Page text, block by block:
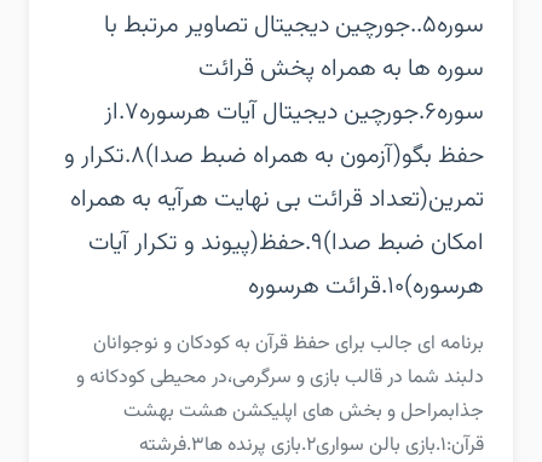
سوره‏۵..جورچین دیجیتال تصاویر مرتبط با
سوره ها به همراه پخش قرائت
سوره‏۶.جورچین دیجیتال آیات هرسوره‏۷.از
حفظ بگو(آزمون به همراه ضبط صدا)‏۸.تکرار و
تمرین(تعداد قرائت بی نهایت هرآیه به همراه
امکان ضبط صدا)‏۹.حفظ(پیوند و تکرار آیات
هرسوره)‏۱۰.قرائت هرسوره
‏‏برنامه ای جالب برای حفظ قرآن به کودکان و نوجوانان
دلبند شما در قالب بازی و سرگرمی،در محیطی کودکانه و
جذاب‏مراحل و بخش های اپلیکشن هشت بهشت
قرآن:‏۱.بازی بالن سواری‏۲.بازی پرنده ها‏۳.فرشته